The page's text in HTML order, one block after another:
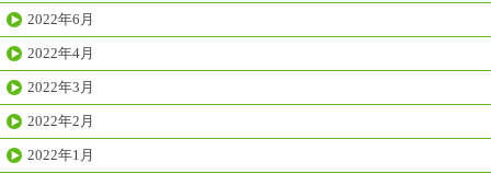
2022年6月
2022年4月
2022年3月
2022年2月
2022年1月